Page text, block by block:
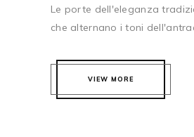
Le porte dell'eleganza
che alternano i toni
VIEW MORE